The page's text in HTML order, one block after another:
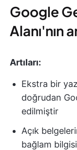
Google
Alanı'nın
Artıları:
Ekstra bir
doğrudan
edilmiştir
Açık
bağlam